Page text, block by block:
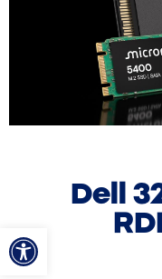
פתח
Dell